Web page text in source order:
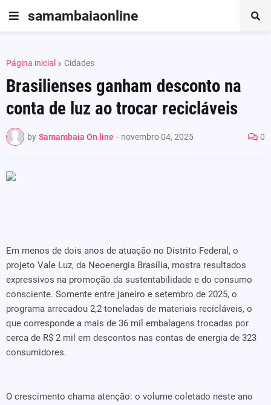
samambaiaonline
Página inicial Cidades
Brasilienses ganham desconto na
conta de luz ao trocar recicláveis
by Samambaia On line - novembro 04, 2025 0
Em menos de dois anos de atuação no Distrito Federal, o
projeto Vale Luz, da Neoenergia Brasília, mostra resultados
expressivos na promoção da sustentabilidade e do consumo
consciente. Somente entre janeiro e setembro de 2025, o
programa arrecadou 2,2 toneladas de materiais recicláveis, o
que corresponde a mais de 36 mil embalagens trocadas por
cerca de R$ 2 mil em descontos nas contas de energia de 323
consumidores.
O crescimento chama atenção: o volume coletado neste ano